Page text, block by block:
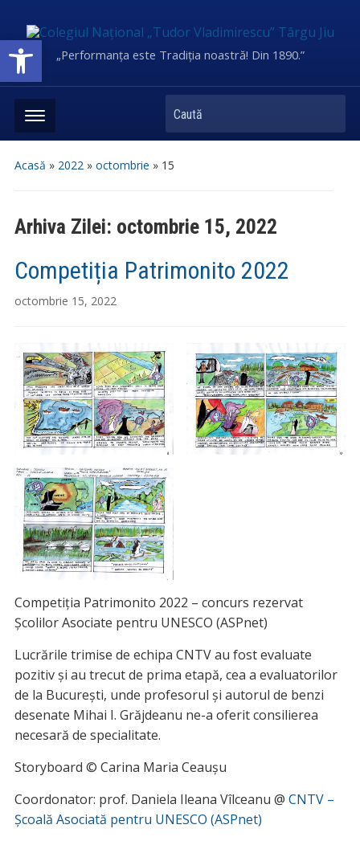
Deschide bara de unelte„Performanța este Tradiția noastră! Din 1890.”
Caută
Acasă » 2022» octombrie » 15
Arhiva Zilei: octombrie 15, 2022
Competiția Patrimonito 2022
octombrie 15, 2022
Competiția Patrimonito 2022 – concurs rezervat
Școlilor Asociate pentru UNESCO (ASPnet)
Lucrările trimise de echipa CNTV au fost evaluate
pozitiv și au trecut de prima etapă, cea a evaluatorilor
de la București, unde profesorul și autorul de benzi
desenate Mihai I. Grăjdeanu ne-a oferit consilierea
necesară de specialitate.
Storyboard © Carina Maria Ceaușu
Coordonator: prof. Daniela Ileana Vîlceanu @ CNTV –
Școală Asociată pentru UNESCO (ASPnet)